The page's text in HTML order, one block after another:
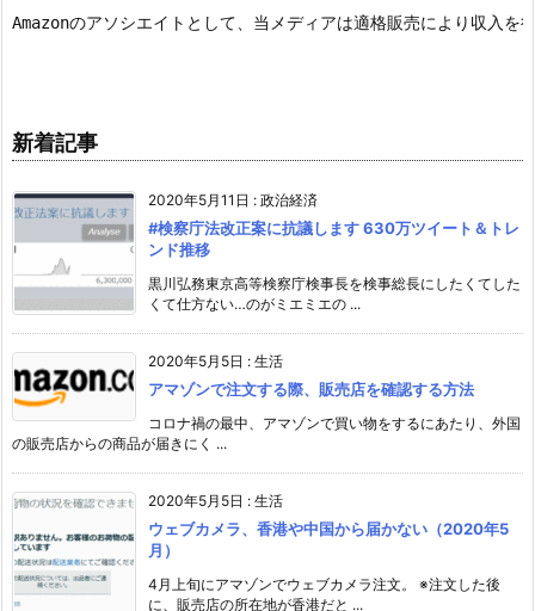
Amazonのアソシエイトとして、当メディアは適格販売により収入を
新着記事
2020年5月11日 : 政治経済
#検察庁法改正案に抗議します 630万ツイート＆トレ
ンド推移
黒川弘務東京高等検察庁検事長を検事総長にしたくてした
くて仕方ない…のがミエミエの ...
2020年5月5日 : 生活
アマゾンで注文する際、販売店を確認する方法
コロナ禍の最中、アマゾンで買い物をするにあたり、外国
の販売店からの商品が届きにく ...
2020年5月5日 : 生活
ウェブカメラ、香港や中国から届かない（2020年5
月）
4月上旬にアマゾンでウェブカメラ注文。 ※注文した後
に、販売店の所在地が香港だと ...